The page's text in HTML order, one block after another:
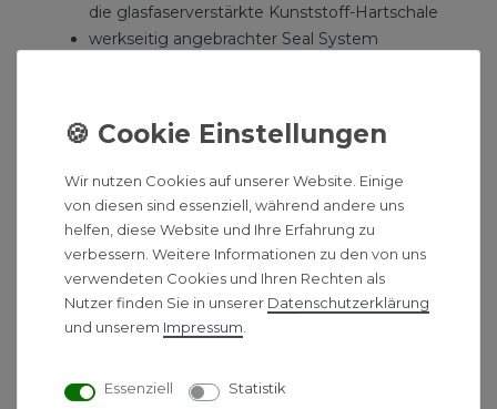
die glasfaserverstärkte Kunststoff-Hartschale
werkseitig angebrachter Seal System
bahnenförmige Verbundabdichtung
Bauzeitschutz mit Originalitätssiegel für
Edelstahlrinne und Seal System
Dichtmanschette
Aufnahme zur Montage von optionalen
Montagefüßen und zur Verankerung im
Estrich
mittigem Rinnenstutzen zum Anschluss des
Ablaufs
Wasserabflusses und Selbstreinigungseffektes
Wir nutzen Cookies auf unserer Website. Einige
von diesen sind essenziell, während andere uns
helfen, diese Website und Ihre Erfahrung zu
verbessern. Weitere Informationen zu den von uns
verwendeten Cookies und Ihren Rechten als
Nutzer finden Sie in unserer Daten­schutz­erklärung
und unserem Impressum
Essenziell Statistik